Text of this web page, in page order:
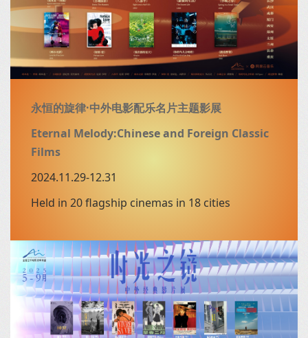
永恒的旋律·中外电影配乐名片主题影展
Eternal Melody:Chinese and Foreign Classic
Films
2024.11.29-12.31
Held in 20 flagship cinemas in 18 cities